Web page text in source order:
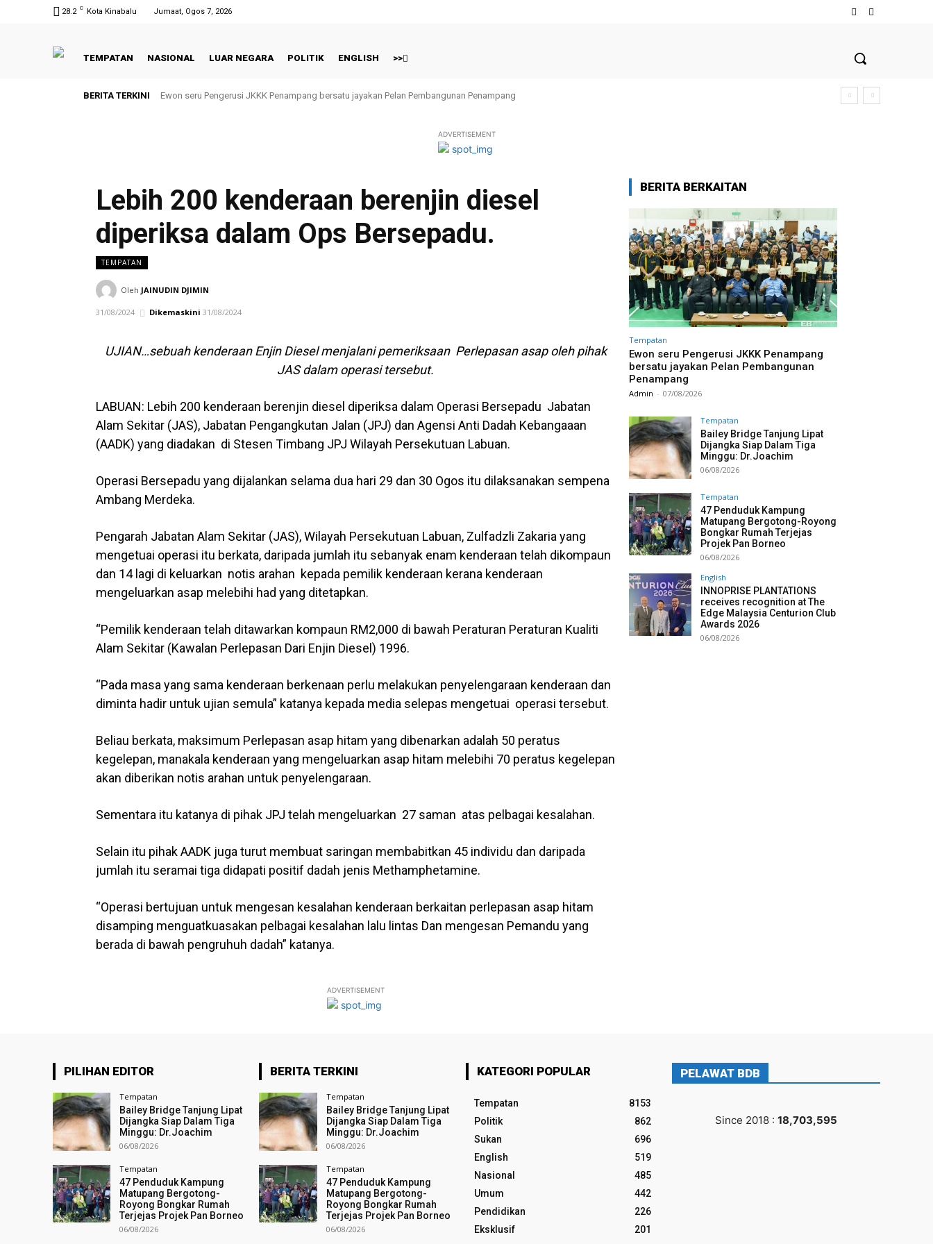
28.2 C Kota Kinabalu Jumaat, Ogos 7, 2026
TEMPATAN NASIONAL LUAR NEGARA POLITIK ENGLISH >>
BERITA TERKINI Ewon seru Pengerusi JKKK Penampang bersatu jayakan Pelan Pembangunan Penampang
ADVERTISEMENT
Lebih 200 kenderaan berenjin diesel
diperiksa dalam Ops Bersepadu.
TEMPATAN
Oleh JAINUDIN DJIMIN
31/08/2024 Dikemaskini 31/08/2024
UJIAN…sebuah kenderaan Enjin Diesel menjalani pemeriksaan Perlepasan asap oleh pihak
JAS dalam operasi tersebut.
LABUAN: Lebih 200 kenderaan berenjin diesel diperiksa dalam Operasi Bersepadu Jabatan
Alam Sekitar (JAS), Jabatan Pengangkutan Jalan (JPJ) dan Agensi Anti Dadah Kebangaaan
(AADK) yang diadakan di Stesen Timbang JPJ Wilayah Persekutuan Labuan.
Operasi Bersepadu yang dijalankan selama dua hari 29 dan 30 Ogos itu dilaksanakan sempena
Ambang Merdeka.
Pengarah Jabatan Alam Sekitar (JAS), Wilayah Persekutuan Labuan, Zulfadzli Zakaria yang
mengetuai operasi itu berkata, daripada jumlah itu sebanyak enam kenderaan telah dikompaun
dan 14 lagi di keluarkan notis arahan kepada pemilik kenderaan kerana kenderaan
mengeluarkan asap melebihi had yang ditetapkan.
“Pemilik kenderaan telah ditawarkan kompaun RM2,000 di bawah Peraturan Peraturan Kualiti
Alam Sekitar (Kawalan Perlepasan Dari Enjin Diesel) 1996.
“Pada masa yang sama kenderaan berkenaan perlu melakukan penyelengaraan kenderaan dan
diminta hadir untuk ujian semula” katanya kepada media selepas mengetuai operasi tersebut.
Beliau berkata, maksimum Perlepasan asap hitam yang dibenarkan adalah 50 peratus
kegelepan, manakala kenderaan yang mengeluarkan asap hitam melebihi 70 peratus kegelepan
akan diberikan notis arahan untuk penyelengaraan.
Sementara itu katanya di pihak JPJ telah mengeluarkan 27 saman atas pelbagai kesalahan.
Selain itu pihak AADK juga turut membuat saringan membabitkan 45 individu dan daripada
jumlah itu seramai tiga didapati positif dadah jenis Methamphetamine.
“Operasi bertujuan untuk mengesan kesalahan kenderaan berkaitan perlepasan asap hitam
disamping menguatkuasakan pelbagai kesalahan lalu lintas Dan mengesan Pemandu yang
berada di bawah pengruhuh dadah” katanya.
ADVERTISEMENT
BERITA BERKAITAN
Tempatan
Ewon seru Pengerusi JKKK Penampang
bersatu jayakan Pelan Pembangunan
Penampang
Admin - 07/08/2026
Tempatan
Bailey Bridge Tanjung Lipat
Dijangka Siap Dalam Tiga
Minggu: Dr.Joachim
06/08/2026
Tempatan
47 Penduduk Kampung
Matupang Bergotong-Royong
Bongkar Rumah Terjejas
Projek Pan Borneo
06/08/2026
English
INNOPRISE PLANTATIONS
receives recognition at The
Edge Malaysia Centurion Club
Awards 2026
06/08/2026
PILIHAN EDITOR
Tempatan
Bailey Bridge Tanjung Lipat
Dijangka Siap Dalam Tiga
Minggu: Dr.Joachim
06/08/2026
Tempatan
47 Penduduk Kampung
Matupang Bergotong-
Royong Bongkar Rumah
Terjejas Projek Pan Borneo
06/08/2026
BERITA TERKINI
Tempatan
Bailey Bridge Tanjung Lipat
Dijangka Siap Dalam Tiga
Minggu: Dr.Joachim
06/08/2026
Tempatan
47 Penduduk Kampung
Matupang Bergotong-
Royong Bongkar Rumah
Terjejas Projek Pan Borneo
06/08/2026
KATEGORI POPULAR
Tempatan
8153
Politik
862
Sukan
696
English
519
Nasional
485
Umum
442
Pendidikan
226
Eksklusif
201
PELAWAT BDB
Since 2018 : 18,703,595